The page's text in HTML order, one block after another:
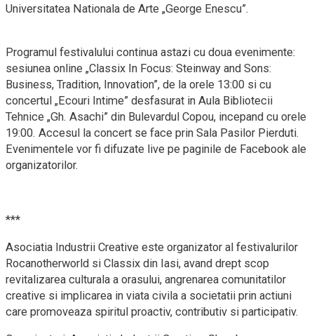
Universitatea Nationala de Arte „George Enescu”.
Programul festivalului continua astazi cu doua evenimente:
sesiunea online „Classix In Focus: Steinway and Sons:
Business, Tradition, Innovation”, de la orele 13:00 si cu
concertul „Ecouri Intime” desfasurat in Aula Bibliotecii
Tehnice „Gh. Asachi” din Bulevardul Copou, incepand cu orele
19:00. Accesul la concert se face prin Sala Pasilor Pierduti.
Evenimentele vor fi difuzate live pe paginile de Facebook ale
organizatorilor.
***
Asociatia Industrii Creative este organizator al festivalurilor
Rocanotherworld si Classix din Iasi, avand drept scop
revitalizarea culturala a orasului, angrenarea comunitatilor
creative si implicarea in viata civila a societatii prin actiuni
care promoveaza spiritul proactiv, contributiv si participativ.